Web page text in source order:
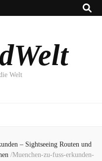
Welt
– Sightseeing Routen und
/Muenchen-zu-fuss-erkunden-